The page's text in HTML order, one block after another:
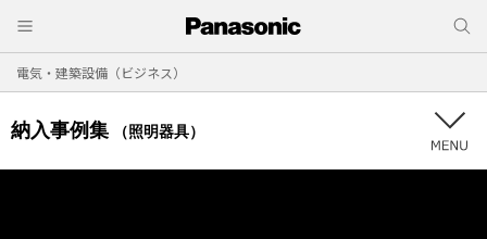
電気・建築設備（ビジネス）
納入事例集 （照明器具）